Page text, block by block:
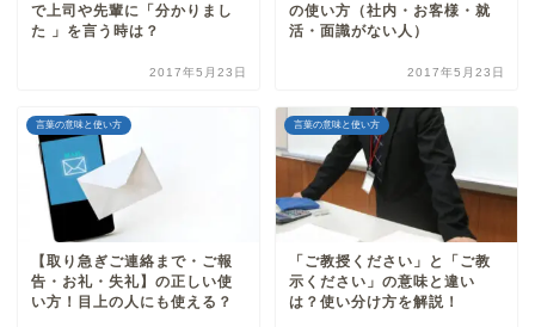
で上司や先輩に「分かりまし
た 」を言う時は？
2017年5月23日
の使い方（社内・お客様・就
活・面識がない人）
2017年5月23日
言葉の意味と使い方
【取り急ぎご連絡まで・ご報
告・お礼・失礼】の正しい使
い方！目上の人にも使える？
言葉の意味と使い方
「ご教授ください」と「ご教
示ください」の意味と違い
は？使い分け方を解説！